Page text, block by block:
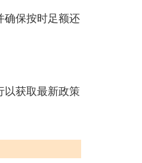
确保按时足额还
以获取最新政策